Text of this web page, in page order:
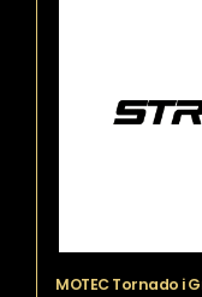
MOTEC Tornado i